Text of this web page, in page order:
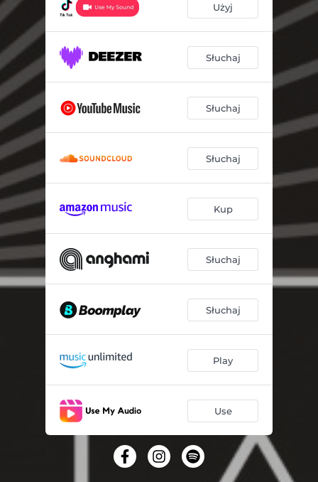
Użyj
Słuchaj
Słuchaj
Słuchaj
Kup
Słuchaj
Słuchaj
Play
Use